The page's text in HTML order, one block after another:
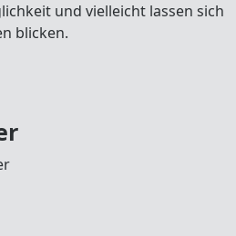
und vielleicht lassen sich
blicken.